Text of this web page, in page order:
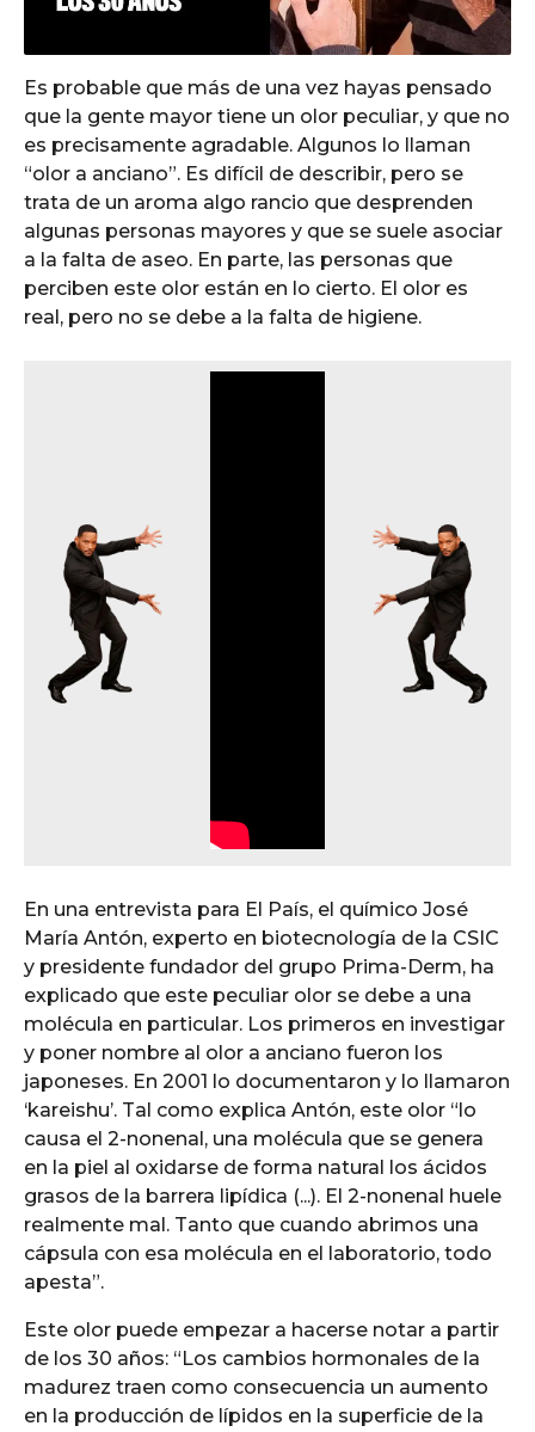
Es probable que más de una vez hayas pensado
que la gente mayor tiene un olor peculiar, y que no
es precisamente agradable. Algunos lo llaman
“olor a anciano”. Es difícil de describir, pero se
trata de un aroma algo rancio que desprenden
algunas personas mayores y que se suele asociar
a la falta de aseo. En parte, las personas que
perciben este olor están en lo cierto. El olor es
real, pero no se debe a la falta de higiene.
En una entrevista para El País, el químico José
María Antón, experto en biotecnología de la CSIC
y presidente fundador del grupo Prima-Derm, ha
explicado que este peculiar olor se debe a una
molécula en particular. Los primeros en investigar
y poner nombre al olor a anciano fueron los
japoneses. En 2001 lo documentaron y lo llamaron
‘kareishu’. Tal como explica Antón, este olor “lo
causa el 2-nonenal, una molécula que se genera
en la piel al oxidarse de forma natural los ácidos
grasos de la barrera lipídica (...). El 2-nonenal huele
realmente mal. Tanto que cuando abrimos una
cápsula con esa molécula en el laboratorio, todo
apesta”.
Este olor puede empezar a hacerse notar a partir
de los 30 años: “Los cambios hormonales de la
madurez traen como consecuencia un aumento
en la producción de lípidos en la superficie de la